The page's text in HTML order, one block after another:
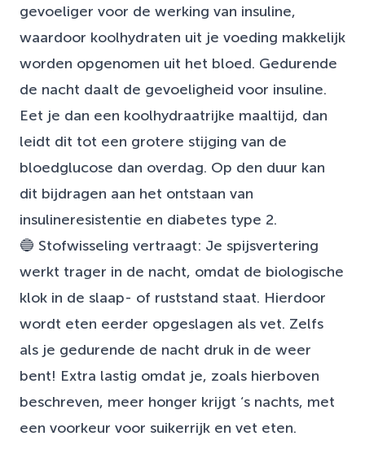
gevoeliger voor de werking van insuline,
waardoor koolhydraten uit je voeding makkelijk
worden opgenomen uit het bloed. Gedurende
de nacht daalt de gevoeligheid voor insuline.
Eet je dan een koolhydraatrijke maaltijd, dan
leidt dit tot een grotere stijging van de
bloedglucose dan overdag. Op den duur kan
dit bijdragen aan het ontstaan van
insulineresistentie en diabetes type 2.
🔵 Stofwisseling vertraagt: Je spijsvertering
werkt trager in de nacht, omdat de biologische
klok in de slaap- of ruststand staat. Hierdoor
wordt eten eerder opgeslagen als vet. Zelfs
als je gedurende de nacht druk in de weer
bent! Extra lastig omdat je, zoals hierboven
beschreven, meer honger krijgt ‘s nachts, met
een voorkeur voor suikerrijk en vet eten.